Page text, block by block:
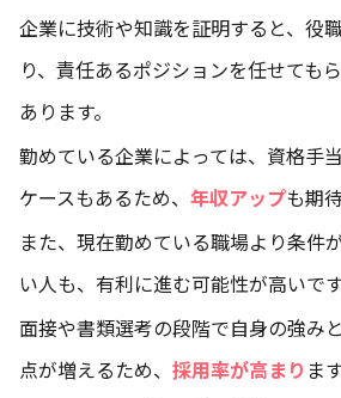
企業に技術や知識を証明すると、役
り、責任あるポジションを任せても
あります。
勤めている企業によっては、資格手
ケースもあるため、 年収アップも期
また、現在勤めている職場より条件
い人も、有利に進む可能性が高いです
面接や書類選考の段階で自身の強み
点が増えるため、 採用率が高まり ま